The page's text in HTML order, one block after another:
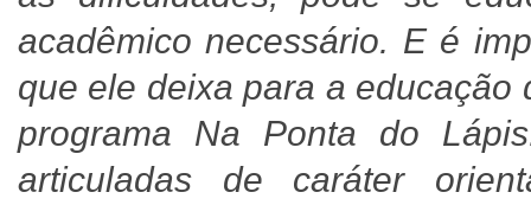
acadêmico necessário. E é
que ele deixa para a educação
programa Na Ponta do
articuladas de caráter